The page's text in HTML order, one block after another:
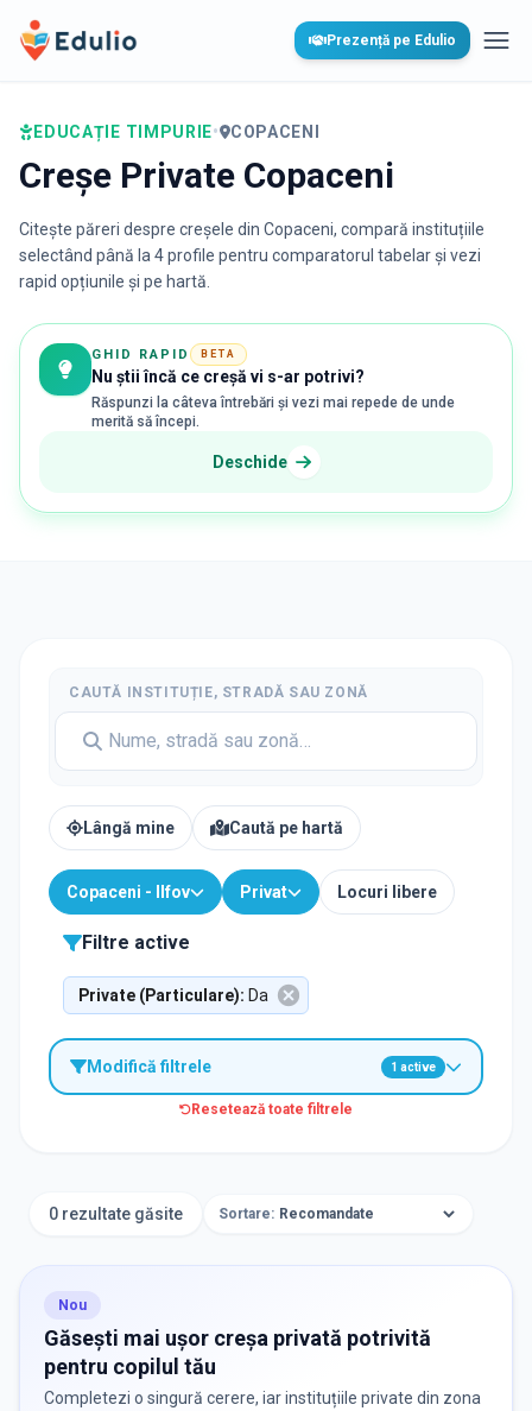
Edulio Prezență pe Edulio
EDUCAȚIE TIMPURIE• COPACENI
Creșe Private Copaceni
Citește păreri despre creșele din Copaceni, compară instituțiile
selectând până la 4 profile pentru comparatorul tabelar și vezi
rapid opțiunile și pe hartă.
GHID RAPID BETA
Nu știi încă ce creșă vi s-ar potrivi?
Răspunzi la câteva întrebări și vezi mai repede de unde
merită să începi.
Deschide
CAUTĂ INSTITUȚIE, STRADĂ SAU ZONĂ
Lângă mine Caută pe hartă
Copaceni - Ilfov Privat Locuri libere
Filtre active
Private (Particulare): Da
Modifică filtrele 1 active
Resetează toate filtrele
0 rezultate găsite Sortare:
Nou
Găsești mai ușor creșa privată potrivită
pentru copilul tău
Completezi o singură cerere, iar instituțiile private din zona